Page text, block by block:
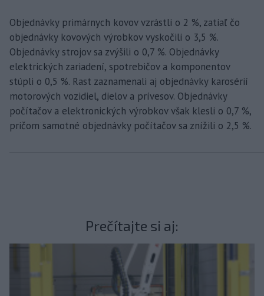
Objednávky primárnych kovov vzrástli o 2 %, zatiaľ čo
objednávky kovových výrobkov vyskočili o 3,5 %.
Objednávky strojov sa zvýšili o 0,7 %. Objednávky
elektrických zariadení, spotrebičov a komponentov
stúpli o 0,5 %. Rast zaznamenali aj objednávky karosérií
motorových vozidiel, dielov a prívesov. Objednávky
počítačov a elektronických výrobkov však klesli o 0,7 %,
pričom samotné objednávky počítačov sa znížili o 2,5 %.
Prečítajte si aj: